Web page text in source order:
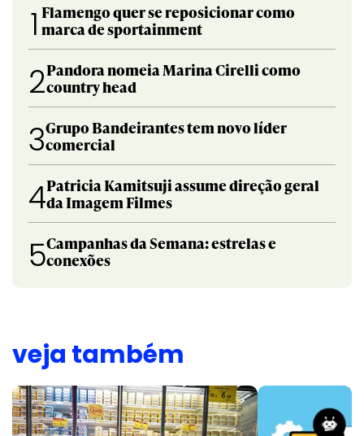
1 Flamengo quer se reposicionar como
marca de sportainment
2Pandora nomeia Marina Cirelli como
country head
3Grupo Bandeirantes tem novo líder
comercial
4Patricia Kamitsuji assume direção geral
da Imagem Filmes
5Campanhas da Semana: estrelas e
conexões
veja também